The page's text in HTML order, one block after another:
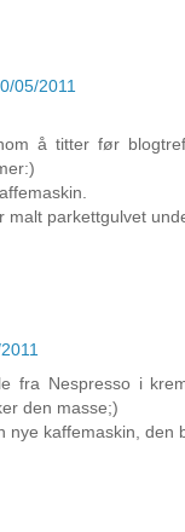
05/2011
å titter før
malt parkettgulvet
fra Nespresso i
den masse;)
nye kaffemaskin, den